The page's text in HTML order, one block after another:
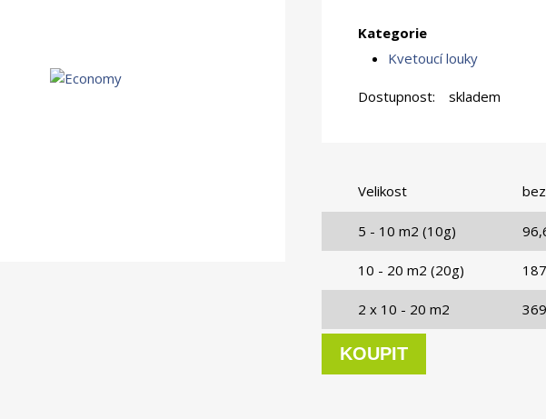
Kategorie
Kvetoucí louky
Dostupnost: skladem
Velikost
5 - 10 m2 (10g)
10 - 20 m2 (20g)
2 x 10 - 20 m2